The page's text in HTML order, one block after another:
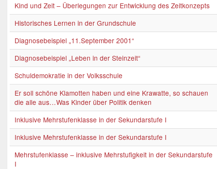
Kind und Zeit – Überlegungen zur Entwicklung des Zeitkonzepts
Historisches Lernen in der Grundschule
Diagnosebeispiel „11.September 2001“
Diagnosebeispiel „Leben in der Steinzeit“
Schuldemokratie in der Volksschule
Er soll schöne Klamotten haben und eine Krawatte, so schauen
die alle aus…Was Kinder über Politik denken
Inklusive Mehrstufenklasse in der Sekundarstufe I
Inklusive Mehrstufenklasse in der Sekundarstufe I
Mehrstufenklasse – inklusive Mehrstufigkeit in der Sekundarstufe
I